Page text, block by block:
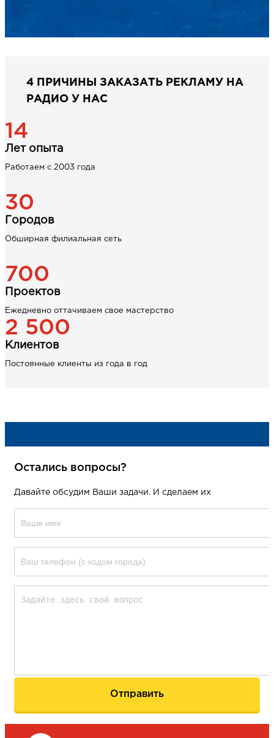
4 ПРИЧИНЫ ЗАКАЗАТЬ РЕКЛАМУ НА
РАДИО У НАС
14
Лет опыта
Работаем с 2003 года
30
Городов
Обширная филиальная сеть
700
Проектов
Ежедневно оттачиваем свое мастерство
2 500
Клиентов
Постоянные клиенты из года в год
Остались вопросы?
Давайте обсудим Ваши задачи. И сделаем их